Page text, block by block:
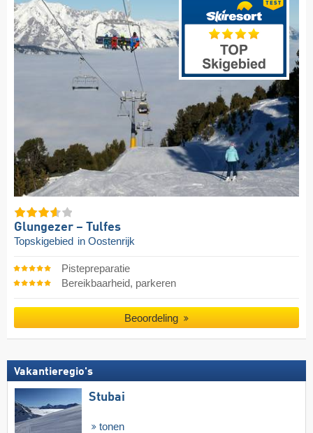
Glungezer – Tulfes
Topskigebied in Oostenrijk
Pistepreparatie
Bereikbaarheid, parkeren
Beoordeling
Vakantieregio's
Stubai
tonen